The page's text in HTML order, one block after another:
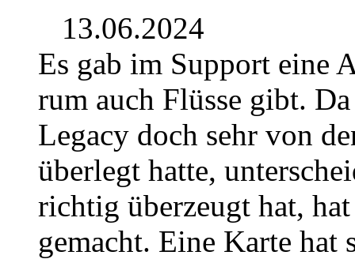
13.06.2024
Es gab im Support eine
rum auch Flüsse gibt.
Legacy doch sehr von
überlegt hatte,
richtig überzeugt hat,
gemacht. Eine Karte hat